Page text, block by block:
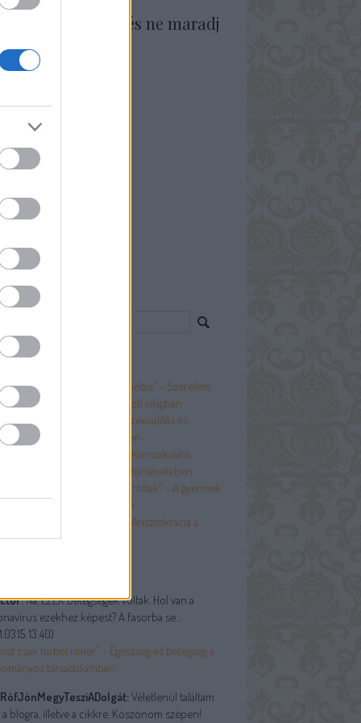
Facebookon és ne maradj
5
"Egy-egy mosoly, egy-egy kacsintás" - Szerelem,
és szexualitás a paraszti világban
"A botrányt kerülni kellett" - Szexualitás és
a boldog békeidőkben
"És nem szégyellik magukat" - Korszakváltó
évtizedek a test és szexualitás történetében
"Szülőim puritán szigort gyakoroltak" - A gyermek
a hagyományos társadalomban
„A többiek nem számítanak” - Arisztokrácia a
békeidőkben
Na, EZEK betegségek voltak. Hol van a
ezekhez képest? A fasorba se...
13:40)
csak hírből ismer" - Egészség és betegség a
társadalomban
Véletlenül találtam
blogra, illetve a cikkre. Köszönöm szépen!